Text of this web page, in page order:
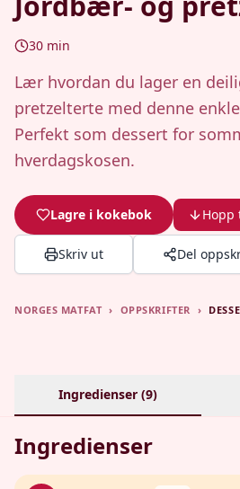
30 min
Lær hvordan du lager en
pretzelterte med denne
Perfekt som dessert for
hverdagskosen.
Lagre i kokebok Hopp
Skriv ut Del
NORGES MATFAT › OPPSKRIFTER ›
Ingredienser (9)
Ingredienser